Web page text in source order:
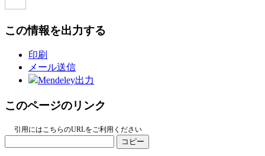
この情報を出力する
印刷
メール送信
Mendeley出力
このページのリンク
引用にはこちらのURLをご利用ください
コピー